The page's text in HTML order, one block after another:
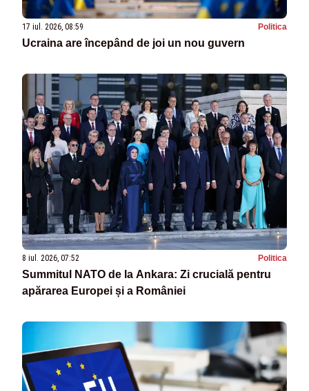
17 iul. 2026, 08:59 Politica
Ucraina are începând de joi un nou guvern
8 iul. 2026, 07:52 Politica
Summitul NATO de la Ankara: Zi crucială pentru
apărarea Europei și a României